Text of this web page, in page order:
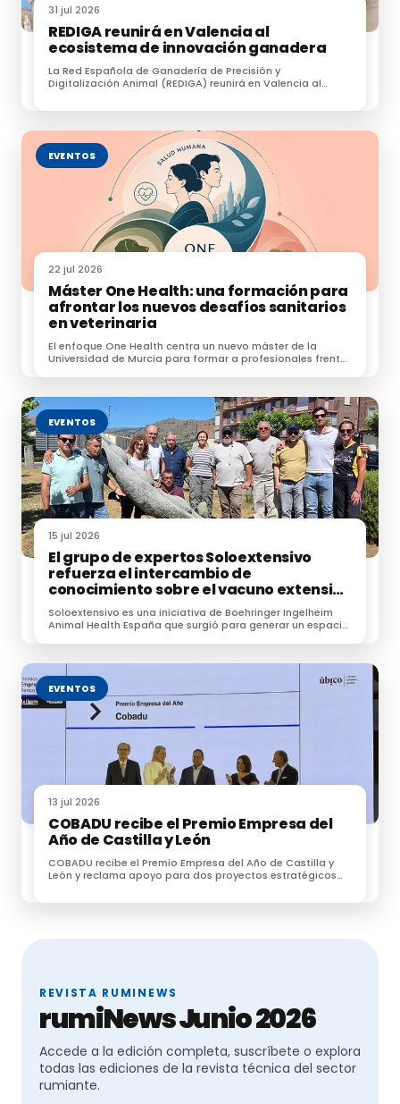
31 jul 2026
REDIGA reunirá en Valencia al
ecosistema de innovación ganadera
La Red Española de Ganadería de Precisión y
Digitalización Animal (REDIGA) reunirá en Valencia al
EVENTOS
22 jul 2026
Máster One Health: una formación para
afrontar los nuevos desafíos sanitarios
en veterinaria
El enfoque One Health centra un nuevo máster de la
Universidad de Murcia para formar a profesionales frente
EVENTOS
15 jul 2026
El grupo de expertos Soloextensivo
refuerza el intercambio de
conocimiento sobre el vacuno extensivo
en su encuentro anual
Soloextensivo es una iniciativa de Boehringer Ingelheim
Animal Health España que surgió para generar un espacio
EVENTOS
13 jul 2026
COBADU recibe el Premio Empresa del
Año de Castilla y León
COBADU recibe el Premio Empresa del Año de Castilla y
León y reclama apoyo para dos proyectos estratégicos
REVISTA RUMINEWS
rumiNews Junio 2026
Accede a la edición completa, suscríbete o explora
todas las ediciones de la revista técnica del sector
rumiante.